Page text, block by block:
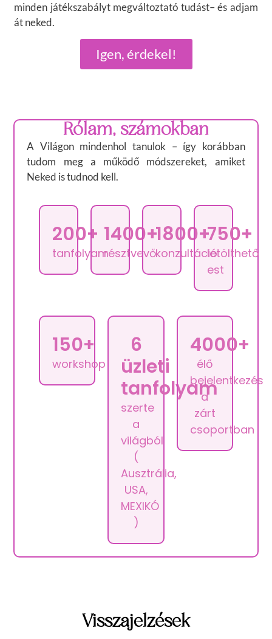
Igen, érdekel!
minden játékszabályt megváltoztató tudást– és adjam
át neked.
Rólam, számokban
A Világon mindenhol tanulok – így korábban
tudom meg a működő módszereket, amiket
Neked is tudnod kell.
200+
tanfolyam
1400+
résztvevő
1800+
konzultáció
750+
letölthető
est
150+
workshop
6
üzleti
tanfolyam
szerte
a
világból
(
Ausztrália,
USA,
MEXIKÓ
)
4000+
élő
bejelentkezés
a
zárt
csoportban
Visszajelzések